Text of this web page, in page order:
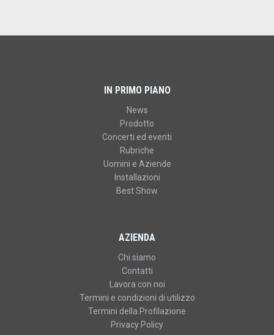
IN PRIMO PIANO
News
Prodotto
Concerti ed eventi
Rubriche
Uomini e Aziende
Installazioni
Best Show
AZIENDA
Chi siamo
Contatti
Lavora con noi
Termini e condizioni di utilizzo
Termini della Profilazione
Privacy Policy